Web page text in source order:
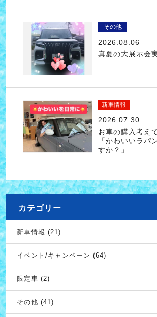
その他
2026.08.06
真夏の大展示会
新車情報
2026.07.30
お車の購入考え
「かわいいラパ
すか？」
カテゴリー
新車情報 (21)
イベント/キャンペーン (64)
限定車 (2)
その他 (41)